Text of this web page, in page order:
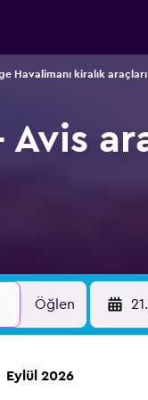
Havalimanı kiralık araçları
Avis
Öğlen
Eylül 2026